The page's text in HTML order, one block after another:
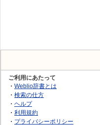
ご利用にあたって
・ Weblio辞書とは
・ 検索の仕方
・ ヘルプ
・ 利用規約
・ プライバシーポリシー